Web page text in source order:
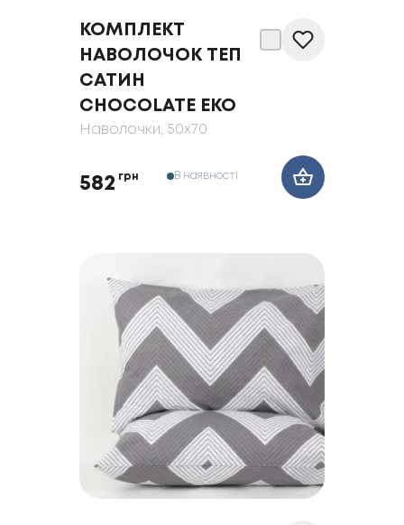
КОМПЛЕКТ
НАВОЛОЧОК ТЕП
САТИН
CHOCOLATE ЕКО
Наволочки, 50x70
582 грн В наявності